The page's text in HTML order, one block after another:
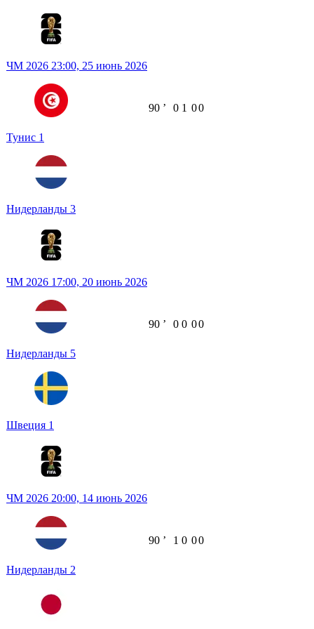
ЧМ 2026 23:00, 25 июнь 2026
Тунис 1
Нидерланды 3
90 ʼ 0 1 00
ЧМ 2026 17:00, 20 июнь 2026
Нидерланды 5
Швеция 1
90 ʼ 0 0 00
ЧМ 2026 20:00, 14 июнь 2026
Нидерланды 2
90 ʼ 1 0 00